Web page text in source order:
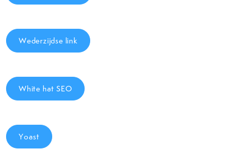
Wederzijdse link
White hat SEO
Yoast